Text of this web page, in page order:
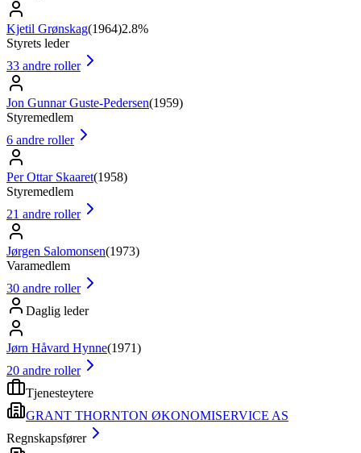
Kjetil Grønskag(1964)2.8%
Styrets leder
33 andre roller
Jon Gunnar Guste-Pedersen(1959)
Styremedlem
6 andre roller
Per Ottar Skaaret(1958)
Styremedlem
21 andre roller
Jørgen Salomonsen(1973)
Varamedlem
30 andre roller
Daglig leder
Jørn Håvard Hynne(1971)
20 andre roller
Tjenesteytere
GRANT THORNTON ØKONOMISERVICE AS
Regnskapsfører